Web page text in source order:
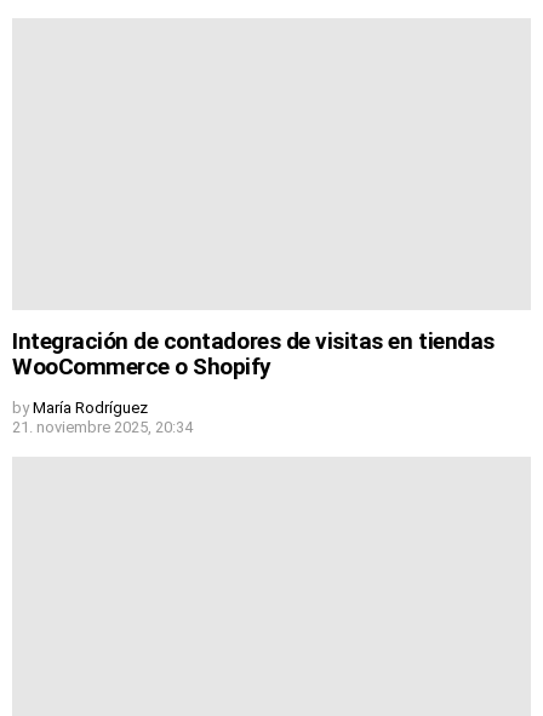
Integración de contadores de visitas en tiendas
WooCommerce o Shopify
by María Rodríguez
21. noviembre 2025, 20:34